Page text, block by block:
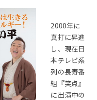
2000年に
真打に昇進
し、現在日
本テレビ系
列の長寿番
組『笑点』
に出演中の